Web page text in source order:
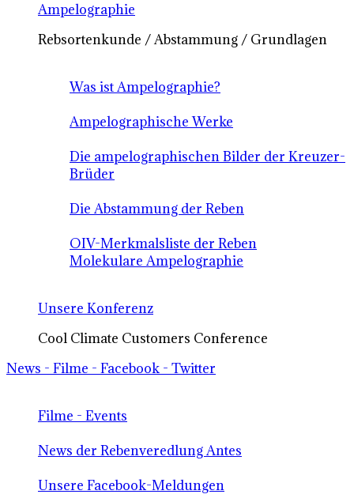
Ampelographie
Rebsortenkunde / Abstammung / Grundlagen
Was ist Ampelographie?
Ampelographische Werke
Die ampelographischen Bilder der Kreuzer-
Brüder
Die Abstammung der Reben
OIV-Merkmalsliste der Reben
Molekulare Ampelographie
Unsere Konferenz
Cool Climate Customers Conference
News - Filme - Facebook - Twitter
Filme - Events
News der Rebenveredlung Antes
Unsere Facebook-Meldungen